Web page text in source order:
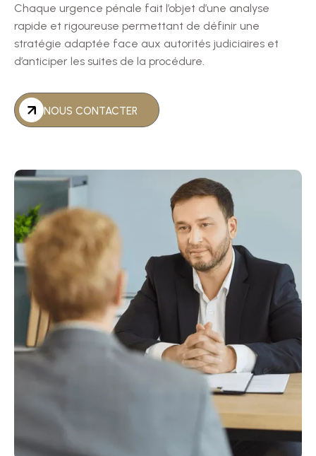
Chaque urgence pénale fait l’objet d’une analyse
rapide et rigoureuse permettant de définir une
stratégie adaptée face aux autorités judiciaires et
d’anticiper les suites de la procédure.
NOUS CONTACTER